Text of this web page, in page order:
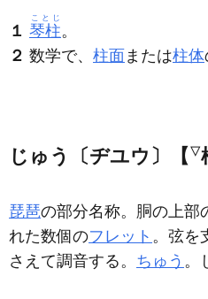
１ 琴柱
ことじ
。
２ 数学で、 柱面 または柱体
じゅう〔ヂユウ〕【 ▽
琵琶の部分名称。胴の上部
れた数個のフレット 。弦を
さえて調音する。 ちゅう 。